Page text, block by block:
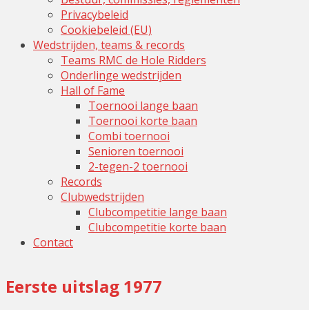
Privacybeleid
Cookiebeleid (EU)
Wedstrijden, teams & records
Teams RMC de Hole Ridders
Onderlinge wedstrijden
Hall of Fame
Toernooi lange baan
Toernooi korte baan
Combi toernooi
Senioren toernooi
2-tegen-2 toernooi
Records
Clubwedstrijden
Clubcompetitie lange baan
Clubcompetitie korte baan
Contact
Eerste uitslag 1977